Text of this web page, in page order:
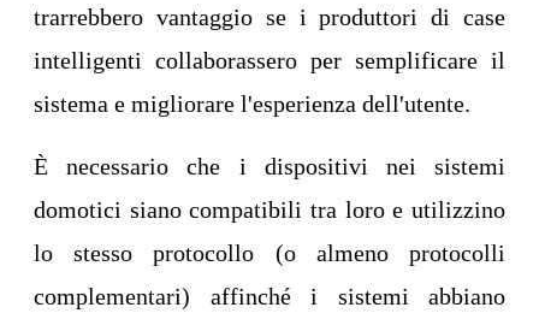
trarrebbero vantaggio se i produttori di case
intelligenti collaborassero per semplificare il
sistema e migliorare l'esperienza dell'utente.
È necessario che i dispositivi nei sistemi
domotici siano compatibili tra loro e utilizzino
lo stesso protocollo (o almeno protocolli
complementari) affinché i sistemi abbiano